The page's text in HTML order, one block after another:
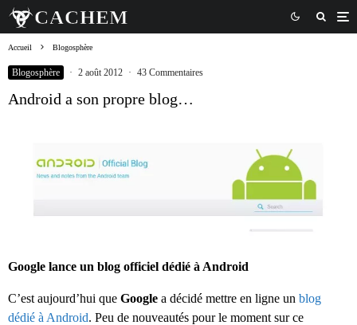
Accueil Blogosphère
Blogosphère · 2 août 2012 · 43 Commentaires
Android a son propre blog…
Google lance un blog officiel dédié à Android
C’est aujourd’hui que Google a décidé mettre en ligne un blog
dédié à Android. Peu de nouveautés pour le moment sur ce